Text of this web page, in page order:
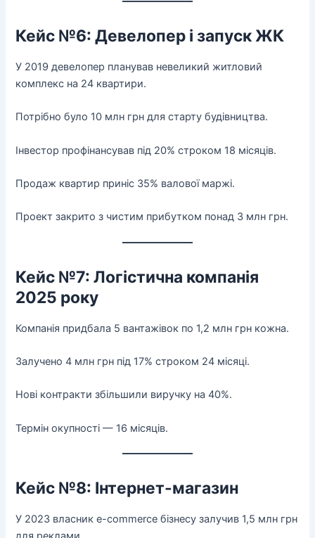
Кейс №6: Девелопер і запуск ЖК
У 2019 девелопер планував невеликий житловий
комплекс на 24 квартири.
Потрібно було 10 млн грн для старту будівництва.
Інвестор профінансував під 20% строком 18 місяців.
Продаж квартир приніс 35% валової маржі.
Проект закрито з чистим прибутком понад 3 млн грн.
Кейс №7: Логістична компанія
2025 року
Компанія придбала 5 вантажівок по 1,2 млн грн кожна.
Залучено 4 млн грн під 17% строком 24 місяці.
Нові контракти збільшили виручку на 40%.
Термін окупності — 16 місяців.
Кейс №8: Інтернет-магазин
У 2023 власник e-commerce бізнесу залучив 1,5 млн грн